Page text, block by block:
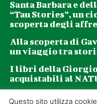
Santa Barbara e
“Tau Stories”, un
scoperta degli
Alla scoperta di
un viaggio tra
I libri della
acquistabili al
Questo sito utilizza